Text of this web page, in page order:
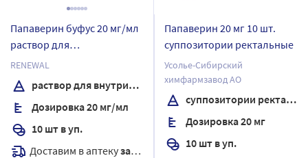
Папаверин буфус 20 мг/мл
раствор для
внутривенного и
внутримышечного
введения 2 мл ампулы 10
шт.
RENEWAL
раствор для внутривенного и внутримышечного введения
Дозировка 20 мг/мл
10 шт в уп.
Доставим в аптекузавтра
Папаверин 20 мг 10 шт.
суппозитории ректальные
Усолье-Сибирский
химфармзавод АО
суппозитории ректальные
Дозировка 20 мг
10 шт в уп.